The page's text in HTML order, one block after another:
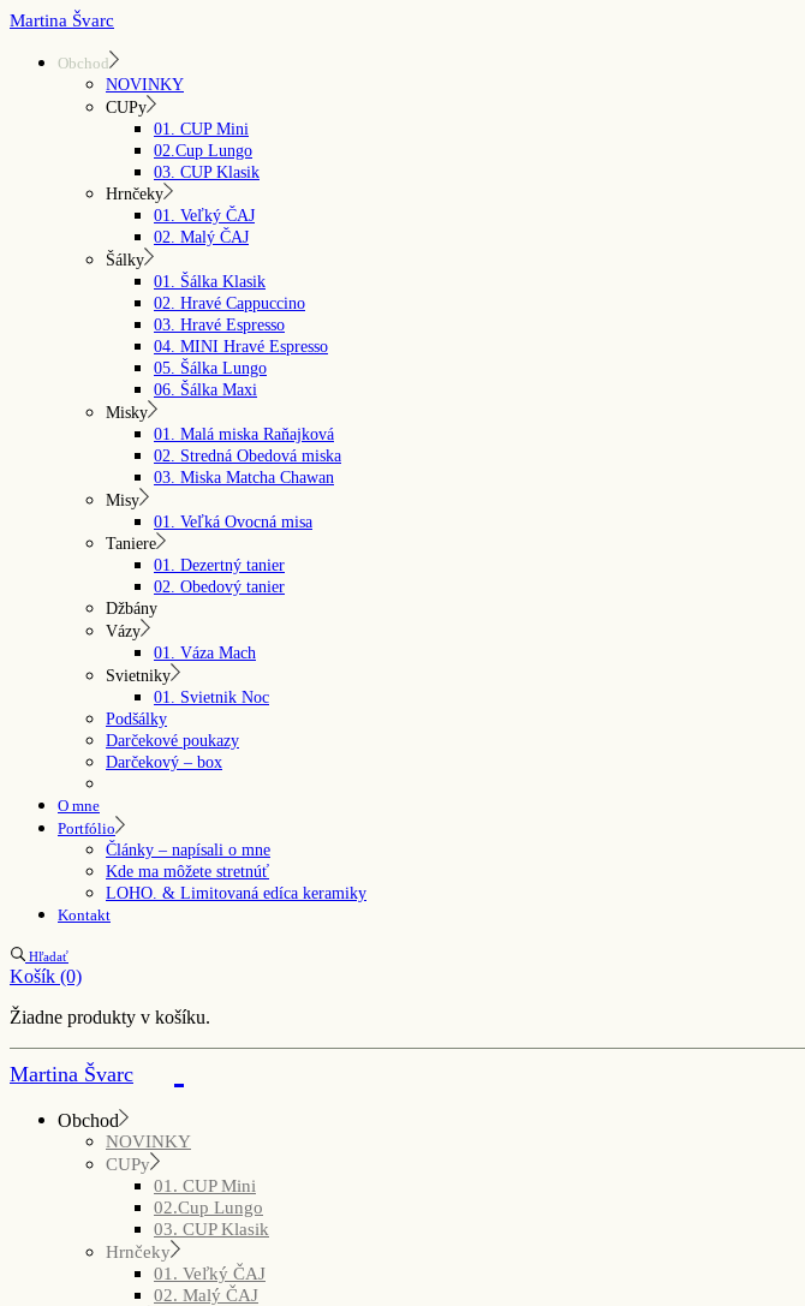
Skip
Martina Švarc
Obchod
NOVINKY
CUPy
01. CUP Mini
02.Cup Lungo
03. CUP Klasik
Hrnčeky
01. Veľký ČAJ
02. Malý ČAJ
Šálky
01. Šálka Klasik
02. Hravé Cappuccino
03. Hravé Espresso
04. MINI Hravé Espresso
05. Šálka Lungo
06. Šálka Maxi
Misky
01. Malá miska Raňajková
02. Stredná Obedová miska
03. Miska Matcha Chawan
Misy
01. Veľká Ovocná misa
Taniere
01. Dezertný tanier
02. Obedový tanier
Džbány
Vázy
01. Váza Mach
Svietniky
01. Svietnik Noc
Podšálky
Darčekové poukazy
Darčekový – box
O mne
Portfólio
Články – napísali o mne
Kde ma môžete stretnúť
LOHO. & Limitovaná edíca keramiky
Kontakt
Hľadať
Košík (0)
Žiadne produkty v košíku.
Martina Švarc
Obchod
NOVINKY
CUPy
01. CUP Mini
02.Cup Lungo
03. CUP Klasik
Hrnčeky
01. Veľký ČAJ
02. Malý ČAJ